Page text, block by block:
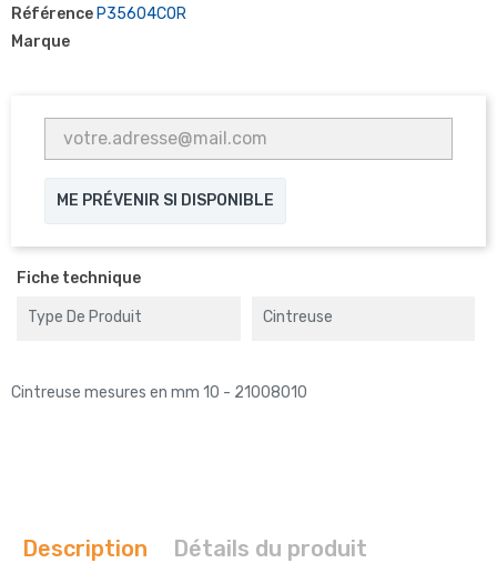
Référence P35604COR
Marque
ME PRÉVENIR SI DISPONIBLE
Fiche technique
Type De Produit Cintreuse
Cintreuse mesures en mm 10 - 21008010
Description Détails du produit